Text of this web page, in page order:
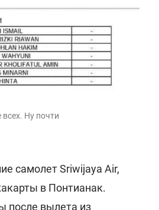
Ну почти
самолет Sriwijaya Air,
в Понтианак.
после вылета из